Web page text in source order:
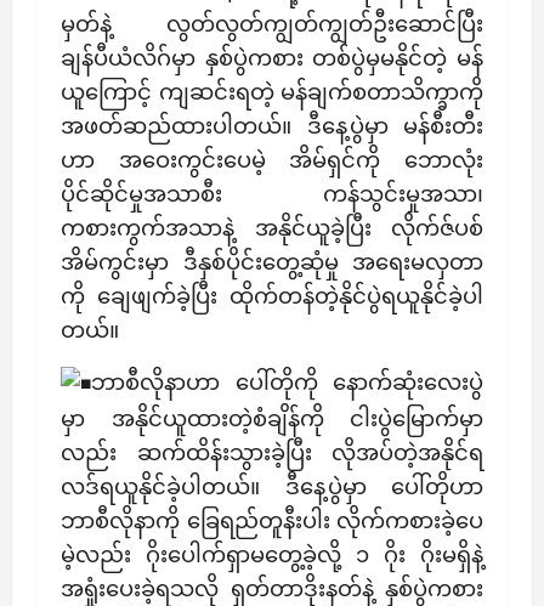
မှတ်နဲ့ လွတ်လွတ်ကျွတ်ကျွတ်ဦးဆောင်ပြီး
ချန်ပီယံလိဂ်မှာ နှစ်ပွဲကစား တစ်ပွဲမှမနိုင်တဲ့ မန်
ယူကြောင့် ကျဆင်းရတဲ့ မန်ချက်စတာသိက္ခာကို
အဖတ်ဆည်ထားပါတယ်။ ဒီနေ့ပွဲမှာ မန်စီးတီး
ဟာ အဝေးကွင်းပေမဲ့ အိမ်ရှင်ကို ဘောလုံး
ပိုင်ဆိုင်မှုအသာစီး ကန်သွင်းမှုအသာ၊
ကစားကွက်အသာနဲ့ အနိုင်ယူခဲ့ပြီး လိုက်ဇ်ပစ်
အိမ်ကွင်းမှာ ဒီနှစ်ပိုင်းတွေ့ဆုံမှု အရေးမလှတာ
ကို ချေဖျက်ခဲ့ပြီး ထိုက်တန်တဲ့နိုင်ပွဲရယူနိုင်ခဲ့ပါ
တယ်။
ဘာစီလိုနာဟာ ပေါ်တိုကို နောက်ဆုံးလေးပွဲ
မှာ အနိုင်ယူထားတဲ့စံချိန်ကို ငါးပွဲမြောက်မှာ
လည်း ဆက်ထိန်းသွားခဲ့ပြီး လိုအပ်တဲ့အနိုင်ရ
လဒ်ရယူနိုင်ခဲ့ပါတယ်။ ဒီနေ့ပွဲမှာ ပေါ်တိုဟာ
ဘာစီလိုနာကို ခြေရည်တူနီးပါး လိုက်ကစားခဲ့ပေ
မဲ့လည်း ဂိုးပေါက်ရှာမတွေ့ခဲ့လို့ ၁ ဂိုး ဂိုးမရှိနဲ့
အရှုံးပေးခဲ့ရသလို ရှတ်တာဒိုးနတ်နဲ့ နှစ်ပွဲကစား